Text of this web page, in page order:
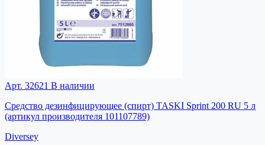
Арт. 32621 В наличии
Средство дезинфицирующее (спирт) TASKI Sprint 200 RU 5 л
(артикул производителя 101107789)
Diversey